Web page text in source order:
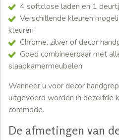
4 softclose laden en 1
Verschillende kleuren
kleuren
Chrome, zilver of decor
Goed combineerbaar met
slaapkamermeubelen
Wanneer u voor decor
uitgevoerd worden in dezelfde
commode.
De afmetingen van